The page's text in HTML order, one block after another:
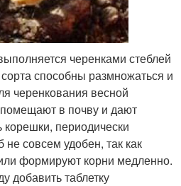
черенками стеблей
способны размножаться и
черенкования весной
в почву и дают
корешки, периодически
совсем удобен, так как
формируют корни медленно.
добавить таблетку